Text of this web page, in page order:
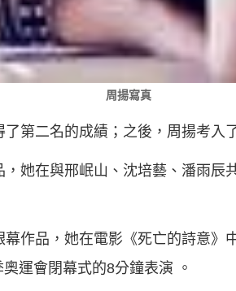
周揚寫真
第二名的成績；之後，周揚考入
她在與邢岷山、沈培藝、潘雨辰
作品，她在電影《死亡的詩意》
運會閉幕式的8分鐘表演 。